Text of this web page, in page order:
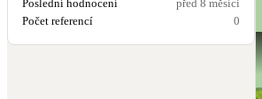
Poslední hodnocení
před 8 měsíci
Počet referencí
0